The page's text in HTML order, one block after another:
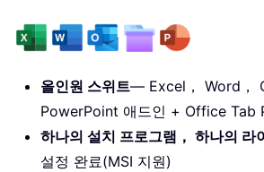
올인원 스위트— Excel， Word，
PowerPoint 애드인 + Office Tab
하나의 설치 프로그램， 하나의 라
설정 완료(MSI 지원)